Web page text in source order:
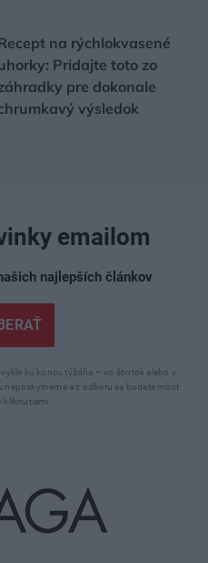
na rýchlokvasené
Pridajte toto zo
pre dokonale
výsledok
emailom
najlepších článkov
ku koncu týždňa – vo štvrtok alebo v
neposkytneme a z odberu sa budete môcť
kliknutiami.